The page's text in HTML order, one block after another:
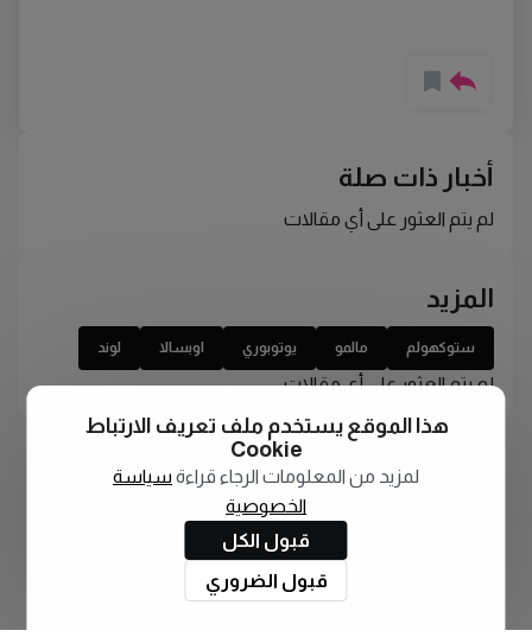
أخبار ذات صلة
لم يتم العثور على أي مقالات
المزيد
ستوكهولم مالمو يوتوبوري اوبسالا لوند
لم يتم العثور على أي مقالات
هذا الموقع يستخدم ملف تعريف الارتباط
Cookie
لمزيد من المعلومات الرجاء قراءة سياسة
الخصوصية
قبول الكل
قبول الضروري